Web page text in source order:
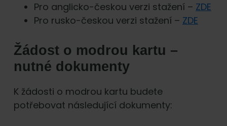
Pro anglicko-českou verzi stažení – ZDE
Pro rusko-českou verzi stažení – ZDE
Žádost o modrou kartu –
nutné dokumenty
K žádosti o modrou kartu budete
potřebovat následující dokumenty: